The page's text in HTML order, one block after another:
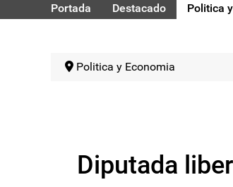
Portada Destacado Politica
Politica y Economia
Diputada